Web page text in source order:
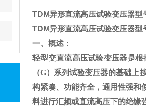
TDM异形直流高压试验变压器型
TDM异形直流高压试验变压器型
一、概述：
轻型交直流高压试验变压器是
（G）系列试验变压器的基础上
构紧凑、功能齐全，通用性强和
料进行汇频或直流高压下的绝缘